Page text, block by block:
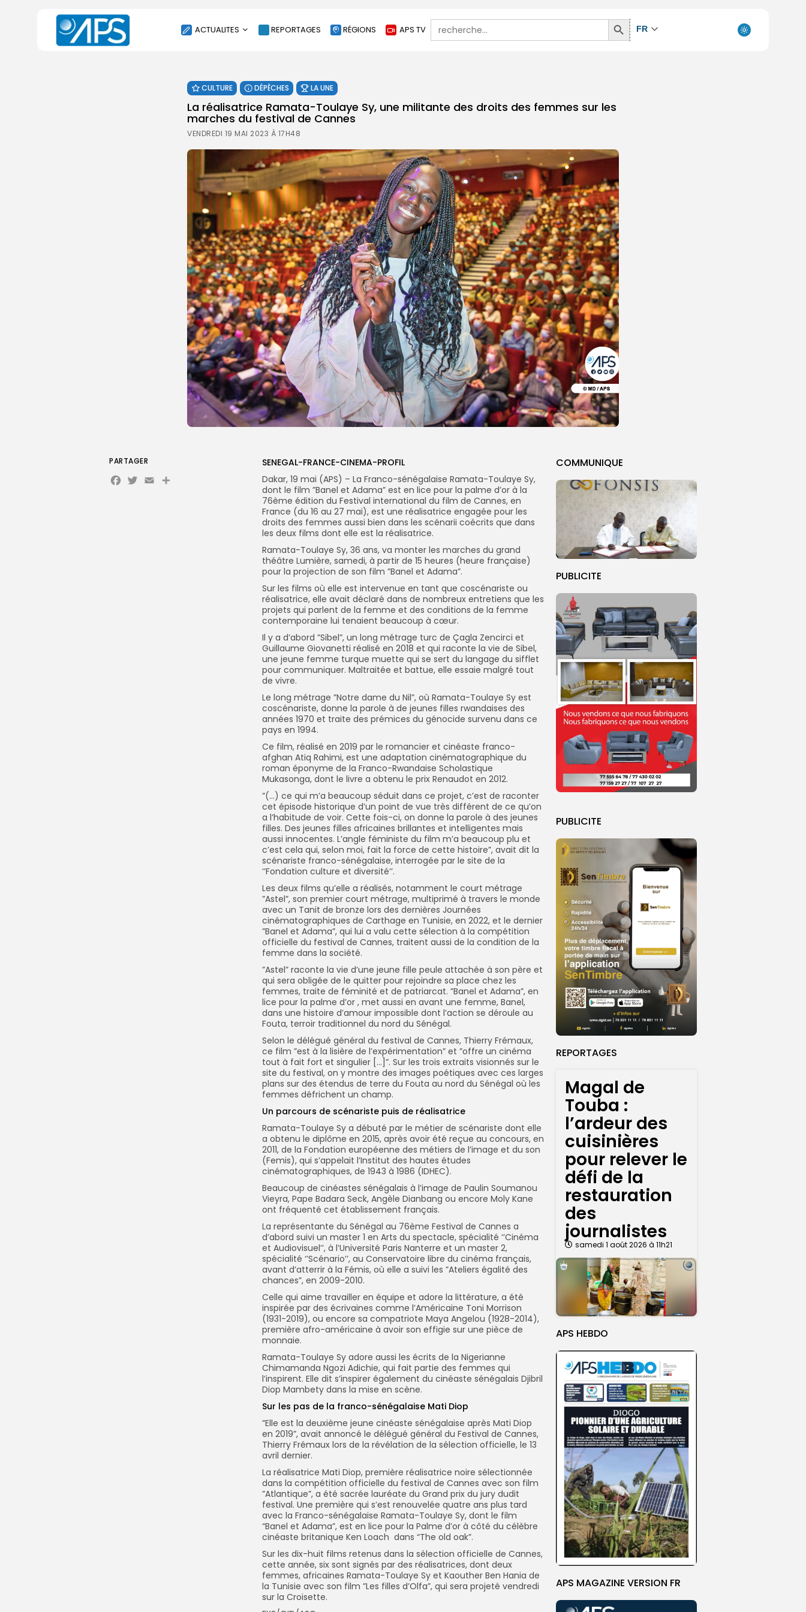
ACTUALITES
SOCIÉTÉ
ÉCONOMIE
CULTURE
ENVIRONNEMENT
INTERNATIONAL
AGENDA
SANTE
REPORTAGES RÉGIONS APS TV
Search
for:
Search
Button
FR
CULTURE DÉPÊCHES LA UNE
La réalisatrice Ramata-Toulaye Sy, une militante des droits des femmes sur les
marches du festival de Cannes
VENDREDI 19 MAI 2023 À 17H48
COMMUNIQUE
PUBLICITE
PUBLICITE
REPORTAGES
Magal de
Touba :
l’ardeur des
cuisinières
pour relever le
défi de la
restauration
des
journalistes
samedi 1 août 2026 à 11h21
APS HEBDO
APS MAGAZINE VERSION FR
SENEGAL-FRANCE-CINEMA-PROFIL
Dakar, 19 mai (APS) – La Franco-sénégalaise Ramata-Toulaye Sy,
dont le film ”Banel et Adama” est en lice pour la palme d’or à la
76ème édition du Festival international du film de Cannes, en
France (du 16 au 27 mai), est une réalisatrice engagée pour les
droits des femmes aussi bien dans les scénarii coécrits que dans
les deux films dont elle est la réalisatrice.
Ramata-Toulaye Sy, 36 ans, va monter les marches du grand
théâtre Lumière, samedi, à partir de 15 heures (heure française)
pour la projection de son film ”Banel et Adama”.
Sur les films où elle est intervenue en tant que coscénariste ou
réalisatrice, elle avait déclaré dans de nombreux entretiens que les
projets qui parlent de la femme et des conditions de la femme
contemporaine lui tenaient beaucoup à cœur.
Il y a d’abord ”Sibel”, un long métrage turc de Çagla Zencirci et
Guillaume Giovanetti réalisé en 2018 et qui raconte la vie de Sibel,
une jeune femme turque muette qui se sert du langage du sifflet
pour communiquer. Maltraitée et battue, elle essaie malgré tout
de vivre.
Le long métrage ”Notre dame du Nil”, où Ramata-Toulaye Sy est
coscénariste, donne la parole à de jeunes filles rwandaises des
années 1970 et traite des prémices du génocide survenu dans ce
pays en 1994.
Ce film, réalisé en 2019 par le romancier et cinéaste franco-
afghan Atiq Rahimi, est une adaptation cinématographique du
roman éponyme de la Franco-Rwandaise Scholastique
Mukasonga, dont le livre a obtenu le prix Renaudot en 2012.
”(…) ce qui m’a beaucoup séduit dans ce projet, c’est de raconter
cet épisode historique d’un point de vue très différent de ce qu’on
a l’habitude de voir. Cette fois-ci, on donne la parole à des jeunes
filles. Des jeunes filles africaines brillantes et intelligentes mais
aussi innocentes. L’angle féministe du film m’a beaucoup plu et
c’est cela qui, selon moi, fait la force de cette histoire”, avait dit la
scénariste franco-sénégalaise, interrogée par le site de la
‘’Fondation culture et diversité’’.
Les deux films qu’elle a réalisés, notamment le court métrage
”Astel”, son premier court métrage, multiprimé à travers le monde
avec un Tanit de bronze lors des dernières Journées
cinématographiques de Carthage en Tunisie, en 2022, et le dernier
”Banel et Adama”, qui lui a valu cette sélection à la compétition
officielle du festival de Cannes, traitent aussi de la condition de la
femme dans la société.
”Astel” raconte la vie d’une jeune fille peule attachée à son père et
qui sera obligée de le quitter pour rejoindre sa place chez les
femmes, traite de féminité et de patriarcat. ”Banel et Adama”, en
lice pour la palme d’or , met aussi en avant une femme, Banel,
dans une histoire d’amour impossible dont l’action se déroule au
Fouta, terroir traditionnel du nord du Sénégal.
Selon le délégué général du festival de Cannes, Thierry Frémaux,
ce film ”est à la lisière de l’expérimentation” et ”offre un cinéma
tout à fait fort et singulier […]”. Sur les trois extraits visionnés sur le
site du festival, on y montre des images poétiques avec ces larges
plans sur des étendus de terre du Fouta au nord du Sénégal où les
femmes défrichent un champ.
Un parcours de scénariste puis de réalisatrice
Ramata-Toulaye Sy a débuté par le métier de scénariste dont elle
a obtenu le diplôme en 2015, après avoir été reçue au concours, en
2011, de la Fondation européenne des métiers de l’image et du son
(Femis), qui s’appelait l’Institut des hautes études
cinématographiques, de 1943 à 1986 (IDHEC).
Beaucoup de cinéastes sénégalais à l’image de Paulin Soumanou
Vieyra, Pape Badara Seck, Angèle Dianbang ou encore Moly Kane
ont fréquenté cet établissement français.
La représentante du Sénégal au 76ème Festival de Cannes a
d’abord suivi un master 1 en Arts du spectacle, spécialité ‘’Cinéma
et Audiovisuel’’, à l’Université Paris Nanterre et un master 2,
spécialité ‘’Scénario’’, au Conservatoire libre du cinéma français,
avant d’atterrir à la Fémis, où elle a suivi les ”Ateliers égalité des
chances”, en 2009-2010.
Celle qui aime travailler en équipe et adore la littérature, a été
inspirée par des écrivaines comme l’Américaine Toni Morrison
(1931-2019), ou encore sa compatriote Maya Angelou (1928-2014),
première afro-américaine à avoir son effigie sur une pièce de
monnaie.
Ramata-Toulaye Sy adore aussi les écrits de la Nigerianne
Chimamanda Ngozi Adichie, qui fait partie des femmes qui
l’inspirent. Elle dit s’inspirer également du cinéaste sénégalais Djibril
Diop Mambety dans la mise en scène.
Sur les pas de la franco-sénégalaise Mati Diop
”Elle est la deuxième jeune cinéaste sénégalaise après Mati Diop
en 2019”, avait annoncé le délégué général du Festival de Cannes,
Thierry Frémaux lors de la révélation de la sélection officielle, le 13
avril dernier.
La réalisatrice Mati Diop, première réalisatrice noire sélectionnée
dans la compétition officielle du festival de Cannes avec son film
”Atlantique”, a été sacrée lauréate du Grand prix du jury dudit
festival. Une première qui s’est renouvelée quatre ans plus tard
avec la Franco-sénégalaise Ramata-Toulaye Sy, dont le film
“Banel et Adama”, est en lice pour la Palme d’or à côté du célèbre
cinéaste britanique Ken Loach dans “The old oak”.
Sur les dix-huit films retenus dans la sélection officielle de Cannes,
cette année, six sont signés par des réalisatrices, dont deux
femmes, africaines Ramata-Toulaye Sy et Kaouther Ben Hania de
la Tunisie avec son film ”Les filles d’Olfa”, qui sera projeté vendredi
sur la Croisette.
PARTAGER
Facebook
Twitter
EmailPartager